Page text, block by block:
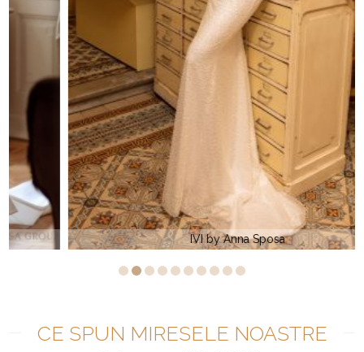
IVI by Anna Sposa
CE SPUN MIRESELE NOASTRE